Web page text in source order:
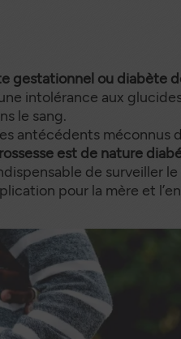
gestationnel ou diabète
intolérance aux
le sang.
antécédents méconnus
est de nature
de surveiller
pour la mère et